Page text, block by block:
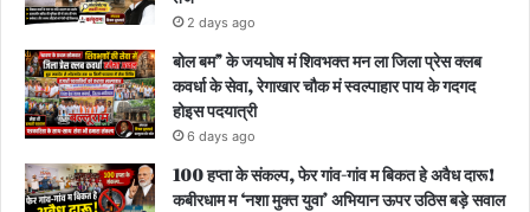
2 days ago
बोल बम” के जयघोष मं शिवभक्त मन ला जिला प्रेस क्लब
कवर्धा के सेवा, रेगाखार चौक मं स्वल्पाहार पाय के गदगद
होइस पदयात्री
6 days ago
100 हप्ता के संकल्प, फेर गांव-गांव म बिकत हे अवैध दारू!
कबीरधाम म ‘नशा मुक्त युवा’ अभियान ऊपर उठिस बड़े सवाल